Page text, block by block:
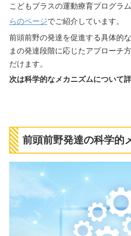
こどもプラスの運動療育プログラ
らのページでご紹介しています。
前頭前野の発達を促進する具体的
まの発達段階に応じたアプローチ
だけます。
次は科学的なメカニズムについて
前頭前野発達の科学的